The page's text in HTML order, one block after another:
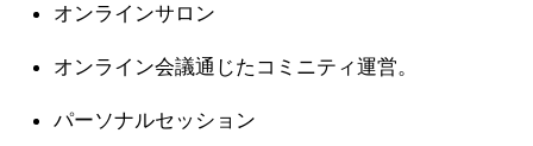
オンラインサロン
オンライン会議通じたコミニティ運営。
パーソナルセッション